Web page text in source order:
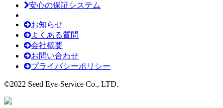
安心の保証システム
お知らせ
よくある質問
会社概要
お問い合わせ
プライバシーポリシー
©2022 Seed Eye-Service Co., LTD.